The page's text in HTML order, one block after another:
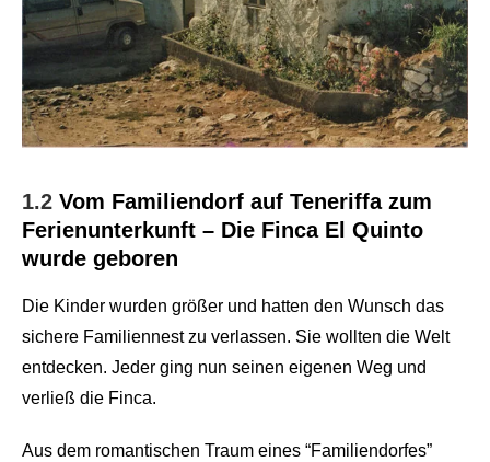
1.2 Vom Familiendorf auf Teneriffa zum
Ferienunterkunft – Die Finca El Quinto
wurde geboren
Die Kinder wurden größer und hatten den Wunsch das
sichere Familiennest zu verlassen. Sie wollten die Welt
entdecken. Jeder ging nun seinen eigenen Weg und
verließ die Finca.
Aus dem romantischen Traum eines “Familiendorfes”